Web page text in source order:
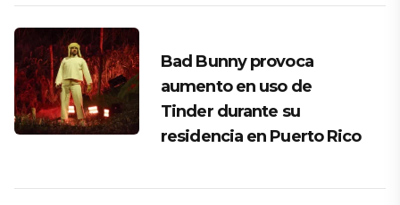
Bad Bunny provoca
aumento en uso de
Tinder durante su
residencia en Puerto Rico